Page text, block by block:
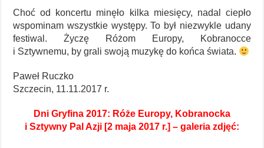
Choć od koncertu minęło kilka miesięcy, nadal ciepło
wspominam wszystkie występy. To był niezwykle udany
festiwal. Życzę Różom Europy, Kobranocce
i Sztywnemu, by grali swoją muzykę do końca świata.
Paweł Ruczko
Szczecin, 11.11.2017 r.
Dni Gryfina 2017: Róże Europy, Kobranocka
i Sztywny Pal Azji [2 maja 2017 r.] – galeria zdjęć: